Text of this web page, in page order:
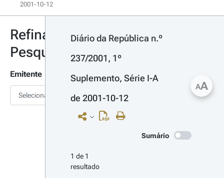
2001-10-12
Refinar
Pesquisa
Emitente
Selecionar
Diário da República n.º
237/2001, 1º
Suplemento, Série I-A
de 2001-10-12
Sumário
1 de 1
resultado
AA